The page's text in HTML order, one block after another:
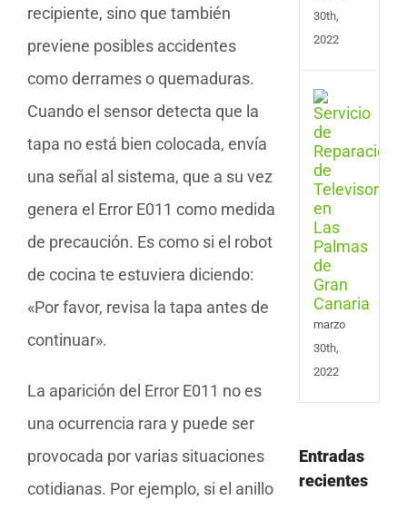
recipiente, sino que también
previene posibles accidentes
como derrames o quemaduras.
Cuando el sensor detecta que la
tapa no está bien colocada, envía
una señal al sistema, que a su vez
genera el Error E011 como medida
de precaución. Es como si el robot
de cocina te estuviera diciendo:
«Por favor, revisa la tapa antes de
continuar».
La aparición del Error E011 no es
una ocurrencia rara y puede ser
provocada por varias situaciones
cotidianas. Por ejemplo, si el anillo
30th,
2022
en
marzo
30th,
2022
Entradas
recientes